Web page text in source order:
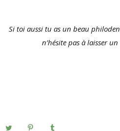
Si toi aussi tu as un beau
n’hésite pas à laisser